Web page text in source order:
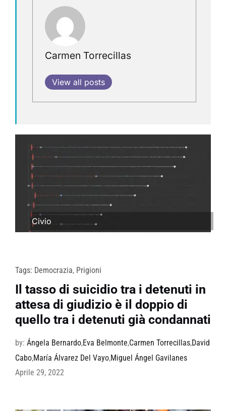
Carmen Torrecillas
View all posts
Civio
Tags: Democrazia, Prigioni
Il tasso di suicidio tra i detenuti in
attesa di giudizio è il doppio di
quello tra i detenuti già condannati
by: Ángela Bernardo,Eva Belmonte,Carmen Torrecillas,David
Cabo,María Álvarez Del Vayo,Miguel Ángel Gavilanes
Aprile 29, 2022